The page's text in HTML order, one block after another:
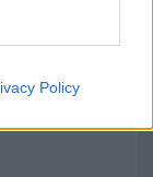
Policy